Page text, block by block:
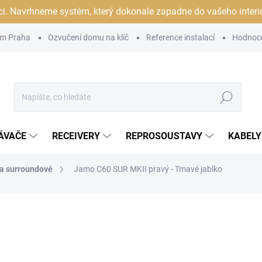
Navrhneme systém, který dokonale zapadne do vašeho
Praha Ozvučení domu na klíč Reference instalací
Hledat
RECEIVERY REPROSOUSTAVY
surroundové Jamo C60 SUR MKII pravý - Tmavé jablko